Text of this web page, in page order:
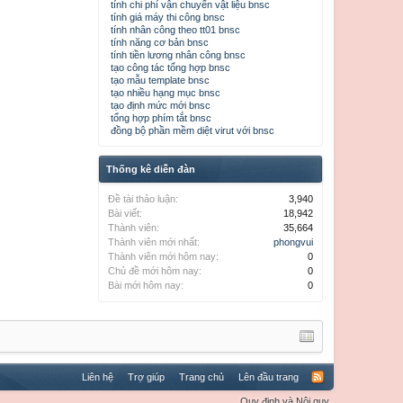
tính chi phí vận chuyển vật liệu bnsc
tính giá máy thi công bnsc
tính nhân công theo tt01 bnsc
tính năng cơ bản bnsc
tính tiền lương nhân công bnsc
tạo công tác tổng hợp bnsc
tạo mẫu template bnsc
tạo nhiều hạng mục bnsc
tạo định mức mới bnsc
tổng hợp phím tắt bnsc
đồng bộ phần mềm diệt virut với bnsc
Thống kê diễn đàn
Đề tài thảo luận:
3,940
Bài viết:
18,942
Thành viên:
35,664
Thành viên mới nhất:
phongvui
Thành viên mới hôm nay:
0
Chủ đề mới hôm nay:
0
Bài mới hôm nay:
0
Liên hệ Trợ giúp Trang chủ Lên đầu trang